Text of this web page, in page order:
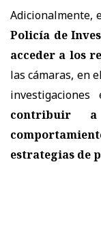
Adicionalmente,
Policía de
acceder a los
las cámaras, en
contribuir
estrategias de